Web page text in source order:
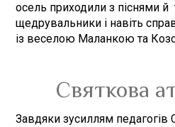
осель приходили з піснями
щедрувальники і навіть
із веселою Маланкою та
Святкова
Завдяки зусиллям